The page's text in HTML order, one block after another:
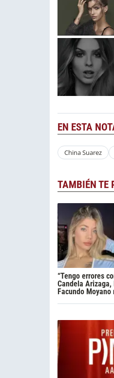
EN ESTA
China Suarez
TAMBIÉN TE
“Tengo errores
Candela
Facundo